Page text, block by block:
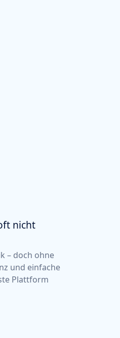
nicht
– doch ohne
und einfache
Plattform